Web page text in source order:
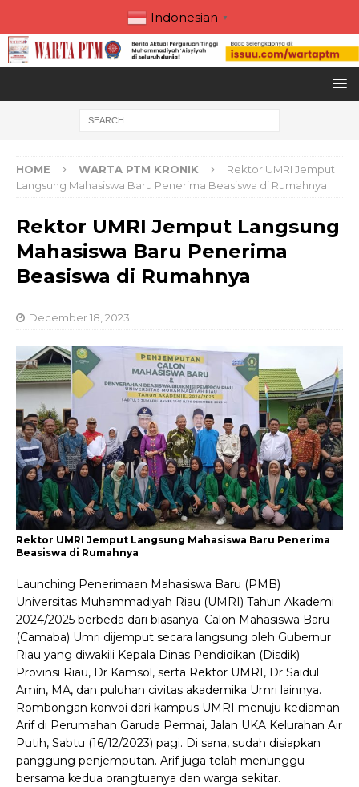
Indonesian ▼
HOME WARTA PTM KRONIK
Rektor UMRI Jemput
Langsung Mahasiswa Baru Penerima Beasiswa di Rumahnya
Rektor UMRI Jemput Langsung
Mahasiswa Baru Penerima
Beasiswa di Rumahnya
December 18, 2023
Rektor UMRI Jemput Langsung Mahasiswa Baru Penerima
Beasiswa di Rumahnya
Launching Penerimaan Mahasiswa Baru (PMB)
Universitas Muhammadiyah Riau (UMRI) Tahun Akademi
2024/2025 berbeda dari biasanya. Calon Mahasiswa Baru
(Camaba) Umri dijemput secara langsung oleh Gubernur
Riau yang diwakili Kepala Dinas Pendidikan (Disdik)
Provinsi Riau, Dr Kamsol, serta Rektor UMRI, Dr Saidul
Amin, MA, dan puluhan civitas akademika Umri lainnya.
Rombongan konvoi dari kampus UMRI menuju kediaman
Arif di Perumahan Garuda Permai, Jalan UKA Kelurahan Air
Putih, Sabtu (16/12/2023) pagi. Di sana, sudah disiapkan
panggung penjemputan. Arif juga telah menunggu
bersama kedua orangtuanya dan warga sekitar.